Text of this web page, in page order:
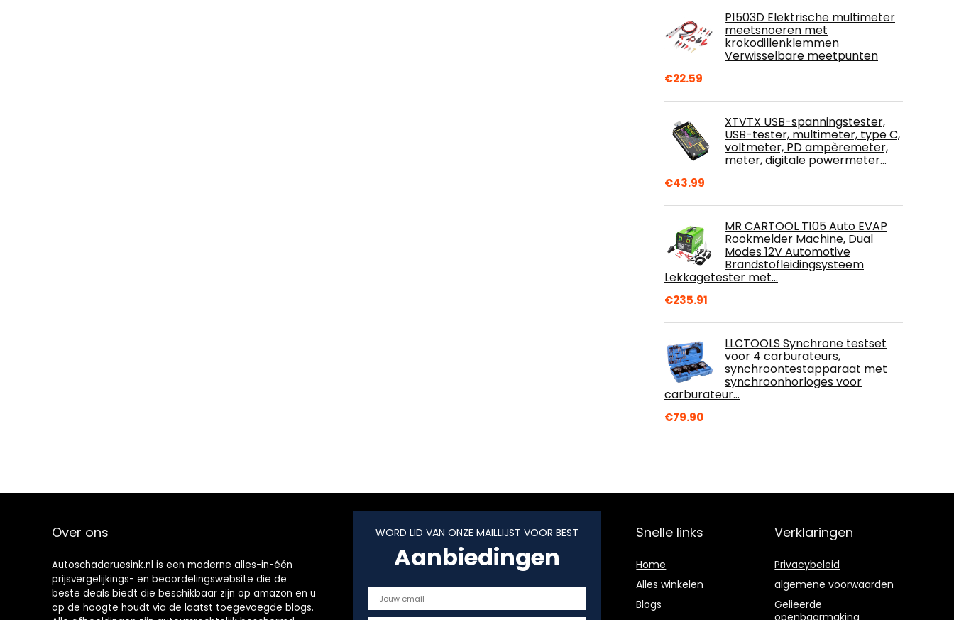
P1503D Elektrische multimeter
meetsnoeren met
krokodillenklemmen
Verwisselbare meetpunten
€22.59
XTVTX USB-spanningstester,
USB-tester, multimeter, type C,
voltmeter, PD ampèremeter,
meter, digitale powermeter…
€43.99
MR CARTOOL T105 Auto EVAP
Rookmelder Machine, Dual
Modes 12V Automotive
Brandstofleidingsysteem
Lekkagetester met…
€235.91
LLCTOOLS Synchrone testset
voor 4 carburateurs,
synchroontestapparaat met
synchroonhorloges voor
carburateur…
€79.90
Over ons
Autoschaderuesink.nl is een moderne alles-in-één
prijsvergelijkings- en beoordelingswebsite die de
beste deals biedt die beschikbaar zijn op amazon en u
op de hoogte houdt via de laatst toegevoegde blogs.
WORD LID VAN ONZE MAILLIJST VOOR BEST
Aanbiedingen
Snelle links
Home
Alles winkelen
Blogs
Verklaringen
Privacybeleid
algemene voorwaarden
Gelieerde
openbaarmaking